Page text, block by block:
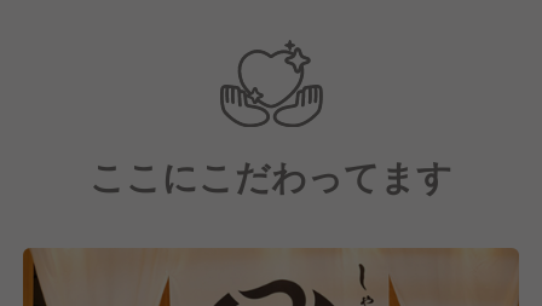
在籍10年以上の方も珍しくなく、中には一度他社に転
職してから「やっぱりここで働きたい」と戻ってくる
方もいらっしゃいます。
それだけ、この仕事にやりがいと誇りを持ってくれて
いるのかなと思っています。
【求める人物像】
しゃぶしゃぶつかだで活躍しているスタッフに共通し
ここにこだわってます